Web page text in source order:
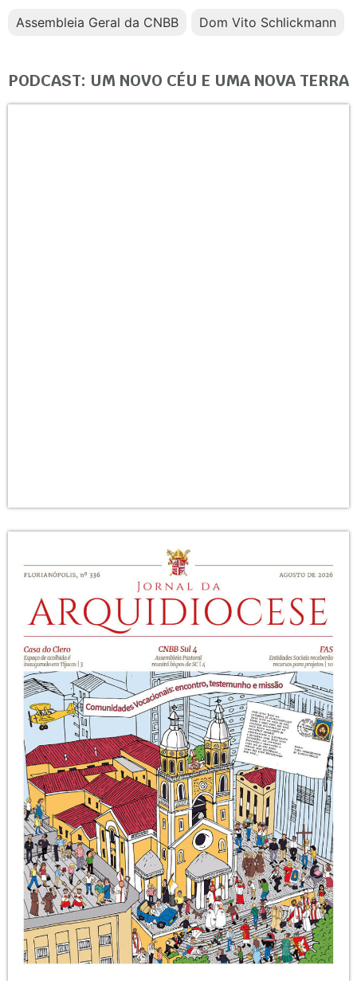
Assembleia Geral da CNBB Dom Vito Schlickmann
PODCAST: UM NOVO CÉU E UMA NOVA TERRA